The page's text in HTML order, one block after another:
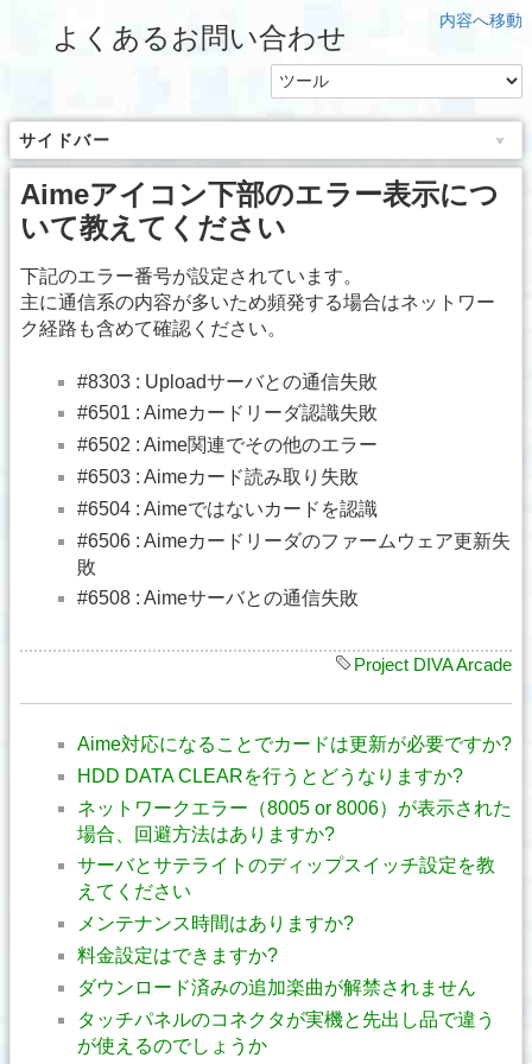
内容へ移動
よくあるお問い合わせ
サイドバー
Aimeアイコン下部のエラー表示につ
いて教えてください
下記のエラー番号が設定されています。
主に通信系の内容が多いため頻発する場合はネットワー
ク経路も含めて確認ください。
#8303 : Uploadサーバとの通信失敗
#6501 : Aimeカードリーダ認識失敗
#6502 : Aime関連でその他のエラー
#6503 : Aimeカード読み取り失敗
#6504 : Aimeではないカードを認識
#6506 : Aimeカードリーダのファームウェア更新失
敗
#6508 : Aimeサーバとの通信失敗
Project DIVA Arcade
Aime対応になることでカードは更新が必要ですか?
HDD DATA CLEARを行うとどうなりますか?
ネットワークエラー（8005 or 8006）が表示された
場合、回避方法はありますか?
サーバとサテライトのディップスイッチ設定を教
えてください
メンテナンス時間はありますか?
料金設定はできますか?
ダウンロード済みの追加楽曲が解禁されません
タッチパネルのコネクタが実機と先出し品で違う
が使えるのでしょうか